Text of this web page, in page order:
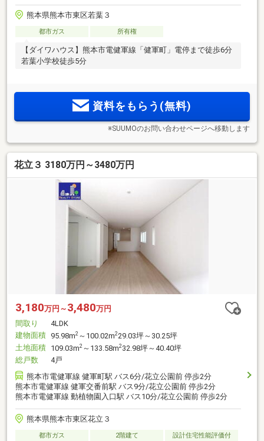
熊本県熊本市東区若葉３
都市ガス 所有権
【ダイワハウス】熊本市電健軍線「健軍町」電停まで徒歩6分
若葉小学校徒歩5分
資料をもらう(無料)
※SUUMOのお問い合わせページへ移動します
花立３ 3180万円～3480万円
3,180万円～ 3,480万円
間取り
4LDK
建物面積 95.98m2 ～100.02m229.03坪～30.25坪
土地面積 109.03m2 ～133.58m2 32.98坪～40.40坪
総戸数
4戸
熊本市電健軍線 健軍町駅 バス6分/花立公園前 停歩2分
熊本市電健軍線 健軍交番前駅 バス9分/花立公園前 停歩2分
熊本市電健軍線 動植物園入口駅 バス10分/花立公園前 停歩2分
熊本県熊本市東区花立３
都市ガス 2階建て 設計住宅性能評価付